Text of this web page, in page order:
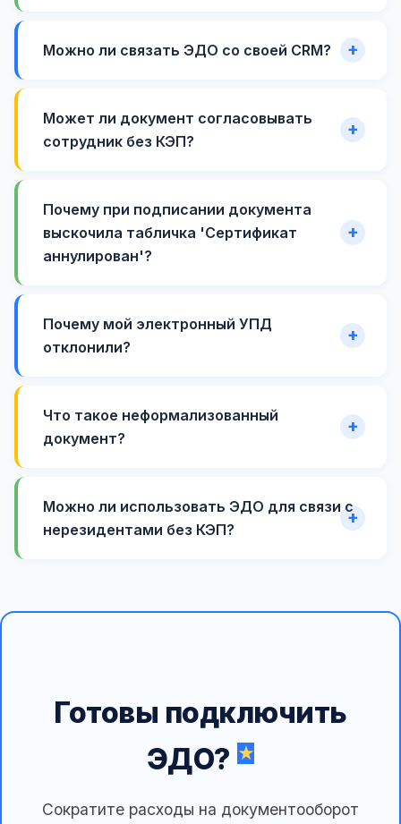
Можно ли связать ЭДО со своей CRM?
Может ли документ согласовывать
сотрудник без КЭП?
Почему при подписании документа
выскочила табличка 'Сертификат
аннулирован'?
Почему мой электронный УПД
отклонили?
Что такое неформализованный
документ?
Можно ли использовать ЭДО для связи с
нерезидентами без КЭП?
Готовы подключить
ЭДО?
Сократите расходы на документооборот